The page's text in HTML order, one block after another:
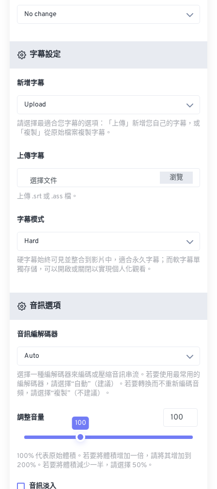
No change
字幕設定
新增字幕
Upload
請選擇最適合您字幕的選項：「上傳」新增您自己的字幕，或
「複製」從原始檔案複製字幕。
上傳字幕
選擇文件 瀏覽
上傳 .srt 或 .ass 檔。
字幕模式
Hard
硬字幕始終可見並整合到影片中，適合永久字幕；而軟字幕單
獨存儲，可以開啟或關閉以實現個人化觀看。
音訊選項
音訊編解碼器
Auto
選擇一種編解碼器來編碼或壓縮音訊串流。若要使用最常用的
編解碼器，請選擇“自動”（建議）。若要轉換而不重新編碼音
頻，請選擇“複製”（不建議）。
調整音量
100
100% 代表原始體積。若要將體積增加一倍，請將其增加到
200%。若要將體積減少一半，請選擇 50%。
音訊淡入